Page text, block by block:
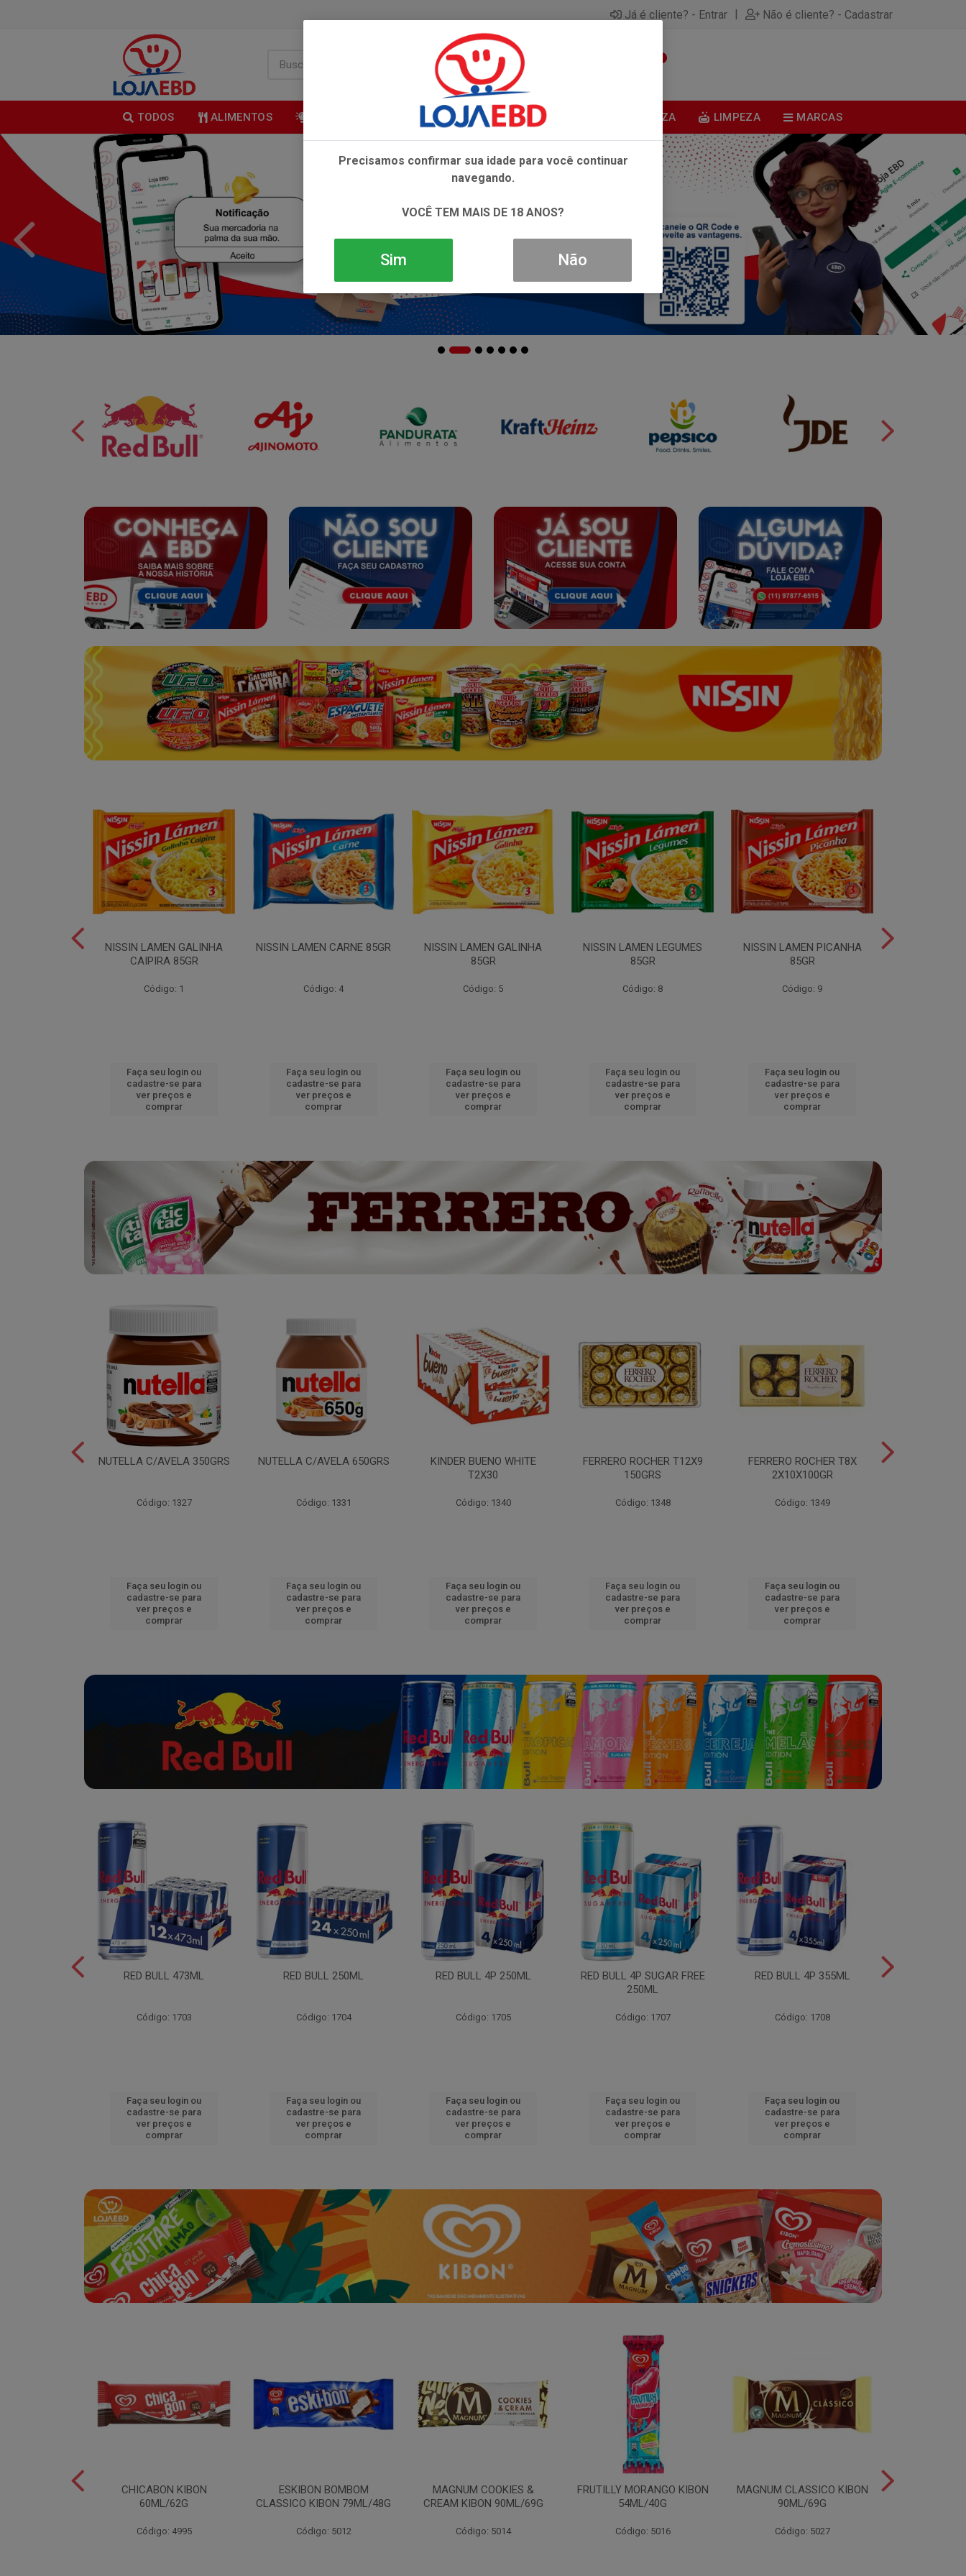
Já é cliente? - Entrar | Não é cliente? - Cadastrar
TODOS ALIMENTOS BEBIDAS CONGELADOS HIGIENE E BELEZA LIMPEZA MARCAS
NISSIN LAMEN GALINHA
CAIPIRA 85GR
Código: 1
Faça seu login ou
cadastre-se para
ver preços e
comprar
NISSIN LAMEN CARNE 85GR
Código: 4
Faça seu login ou
cadastre-se para
ver preços e
comprar
NISSIN LAMEN GALINHA
85GR
Código: 5
Faça seu login ou
cadastre-se para
ver preços e
comprar
NISSIN LAMEN LEGUMES
85GR
Código: 8
Faça seu login ou
cadastre-se para
ver preços e
comprar
NISSIN LAMEN PICANHA
85GR
Código: 9
Faça seu login ou
cadastre-se para
ver preços e
comprar
NUTELLA C/AVELA 350GRS
Código: 1327
Faça seu login ou
cadastre-se para
ver preços e
comprar
NUTELLA C/AVELA 650GRS
Código: 1331
Faça seu login ou
cadastre-se para
ver preços e
comprar
KINDER BUENO WHITE
T2X30
Código: 1340
Faça seu login ou
cadastre-se para
ver preços e
comprar
FERRERO ROCHER T12X9
150GRS
Código: 1348
Faça seu login ou
cadastre-se para
ver preços e
comprar
FERRERO ROCHER T8X
2X10X100GR
Código: 1349
Faça seu login ou
cadastre-se para
ver preços e
comprar
RED BULL 473ML
Código: 1703
Faça seu login ou
cadastre-se para
ver preços e
comprar
RED BULL 250ML
Código: 1704
Faça seu login ou
cadastre-se para
ver preços e
comprar
RED BULL 4P 250ML
Código: 1705
Faça seu login ou
cadastre-se para
ver preços e
comprar
RED BULL 4P SUGAR FREE
250ML
Código: 1707
Faça seu login ou
cadastre-se para
ver preços e
comprar
RED BULL 4P 355ML
Código: 1708
Faça seu login ou
cadastre-se para
ver preços e
comprar
CHICABON KIBON
60ML/62G
Código: 4995
ESKIBON BOMBOM
CLASSICO KIBON 79ML/48G
Código: 5012
MAGNUM COOKIES &
CREAM KIBON 90ML/69G
Código: 5014
FRUTILLY MORANGO KIBON
54ML/40G
Código: 5016
MAGNUM CLASSICO KIBON
90ML/69G
Código: 5027
Precisamos confirmar sua idade para você continuar
navegando.
VOCÊ TEM MAIS DE 18 ANOS?
Sim Não